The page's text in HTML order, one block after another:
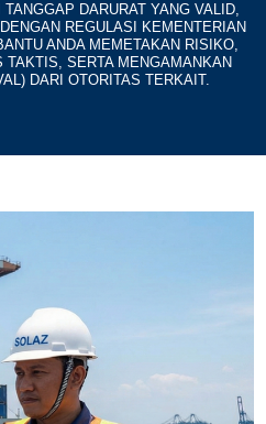
DARURAT YANG VALID,
REGULASI KEMENTERIAN
ANDA MEMETAKAN RISIKO,
TAKTIS, SERTA MENGAMANKAN
DARI OTORITAS TERKAIT.